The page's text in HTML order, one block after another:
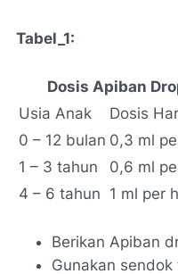
Tabel_1:
Dosis Apiban
Usia Anak
Dosis
0 – 12 bulan 0,3 ml
1 – 3 tahun
0,6 ml
4 – 6 tahun 1 ml per
Berikan Apiban
Gunakan